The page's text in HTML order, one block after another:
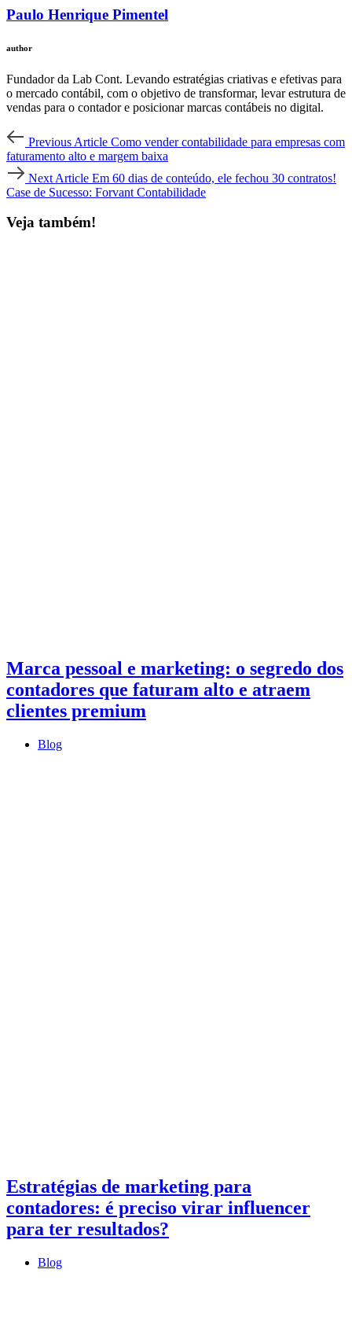
Paulo Henrique Pimentel
author
Fundador da Lab Cont. Levando estratégias criativas e efetivas para
o mercado contábil, com o objetivo de transformar, levar estrutura de
vendas para o contador e posicionar marcas contábeis no digital.
Post
navigation
Article
Previous Article Como vender contabilidade para empresas com
faturamento alto e margem baixa
Article
Next Article Em 60 dias de conteúdo, ele fechou 30 contratos!
Case de Sucesso: Forvant Contabilidade
Veja também!
Marca pessoal e marketing: o segredo dos
contadores que faturam alto e atraem
clientes premium
Blog
Estratégias de marketing para
contadores: é preciso virar influencer
para ter resultados?
Blog